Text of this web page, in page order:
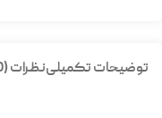
توضیحات تکمیلینظرات (0)